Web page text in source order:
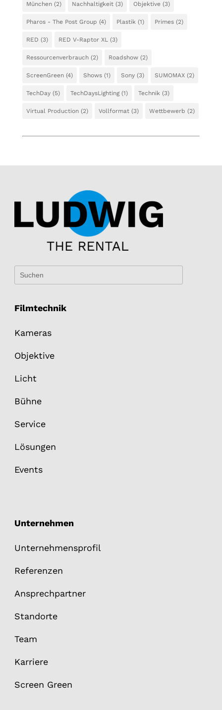
München(2) Nachhaltigkeit(3) Objektive(3)
Pharos - The Post Group (4) Plastik(1) Primes(2)
RED (3) RED V-Raptor XL(3)
Ressourcenverbrauch(2) Roadshow(2)
ScreenGreen(4) Shows(1) Sony(3) SUMOMAX(2)
TechDay(5) TechDaysLighting(1) Technik(3)
Virtual Production(2) Vollformat(3) Wettbewerb (2)
Filmtechnik
Kameras
Objektive
Licht
Bühne
Service
Lösungen
Events
Unternehmen
Unternehmensprofil
Referenzen
Ansprechpartner
Standorte
Team
Karriere
Screen Green